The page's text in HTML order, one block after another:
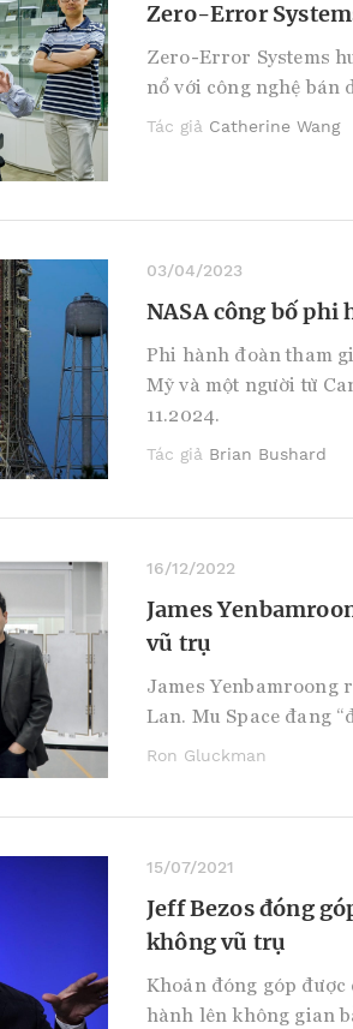
Zero-Error
Zero-Error Systems
nổ với công nghệ bán
Tác giả Catherine Wang
03/04/2023
NASA công bố phi
Phi hành đoàn tham
Mỹ và một người từ
11.2024.
Tác giả Brian Bushard
16/12/2022
James
vũ trụ
James Yenbamroong
Lan. Mu Space đang
Ron Gluckman
15/07/2021
Jeff Bezos đóng
không vũ trụ
Khoản đóng góp
hành lên không gian